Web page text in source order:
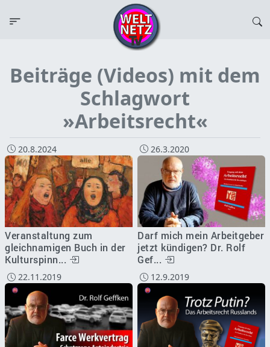
Beiträge (Videos) mit dem
Schlagwort
»Arbeitsrecht«
20.8.2024
Veranstaltung zum
gleichnamigen Buch in der
Kulturspinn...
26.3.2020
Darf mich mein Arbeitgeber
jetzt kündigen? Dr. Rolf
Gef...
22.11.2019 12.9.2019